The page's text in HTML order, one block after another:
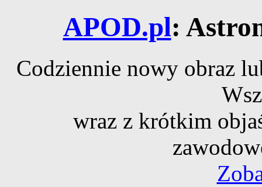
APOD.pl:
Codziennie nowy obraz
wraz z krótkim